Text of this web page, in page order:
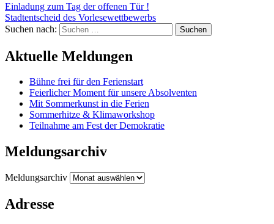
Einladung zum Tag der offenen Tür !
Stadtentscheid des Vorlesewettbewerbs
Suchen nach:
Aktuelle Meldungen
Bühne frei für den Ferienstart
Feierlicher Moment für unsere Absolventen
Mit Sommerkunst in die Ferien
Sommerhitze & Klimaworkshop
Teilnahme am Fest der Demokratie
Meldungsarchiv
Meldungsarchiv
Adresse